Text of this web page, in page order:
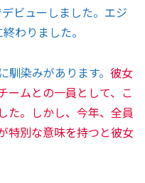
ビューしました。エジ
わりました。
染みがあります。 彼女
ームとの一員として、こ
た。しかし、今年、全員
特別な意味を持つと彼女